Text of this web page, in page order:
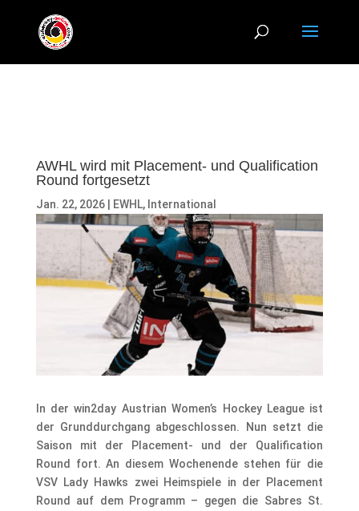
AWHL wird mit Placement- und Qualification
Round fortgesetzt
Jan. 22, 2026| EWHL, International
In der win2day Austrian Women’s Hockey League ist
der Grunddurchgang abgeschlossen. Nun setzt die
Saison mit der Placement- und der Qualification
Round fort. An diesem Wochenende stehen für die
VSV Lady Hawks zwei Heimspiele in der Placement
Round auf dem Programm – gegen die Sabres St.